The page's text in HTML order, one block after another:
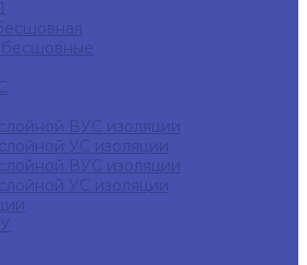
ВУС изоляции
УС изоляции
ВУС изоляции
УС изоляции